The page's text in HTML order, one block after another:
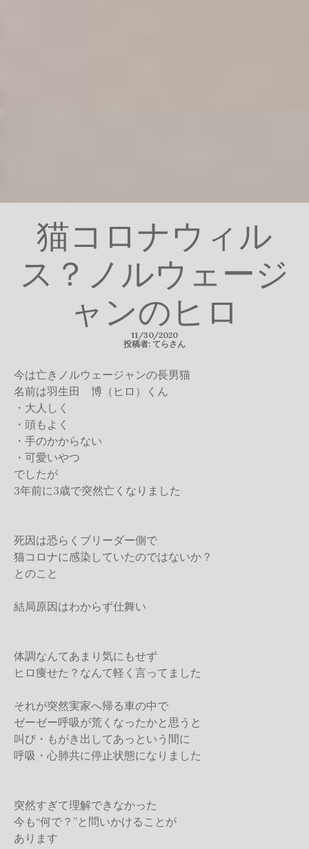
猫コロナウィル
ス？ノルウェージ
ャンのヒロ
11/30/2020
投稿者: てらさん
今は亡きノルウェージャンの長男猫
名前は羽生田 博（ヒロ）くん
・大人しく
・頭もよく
・手のかからない
・可愛いやつ
でしたが
3年前に3歳で突然亡くなりました
死因は恐らくブリーダー側で
猫コロナに感染していたのではないか？
とのこと
結局原因はわからず仕舞い
体調なんてあまり気にもせず
ヒロ痩せた？なんて軽く言ってました
それが突然実家へ帰る車の中で
ゼーゼー呼吸が荒くなったかと思うと
叫び・もがき出してあっという間に
呼吸・心肺共に停止状態になりました
突然すぎて理解できなかった
今も“何で？”と問いかけることが
あります